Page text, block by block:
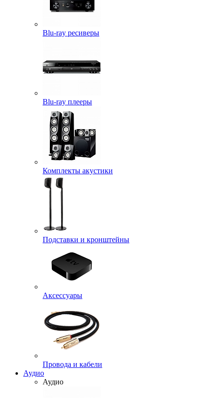
Blu-ray ресиверы
Blu-ray плееры
Комплекты акустики
Подставки и кронштейны
Аксессуары
Провода и кабели
Аудио
Аудио